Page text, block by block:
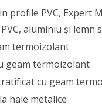
profile PVC, Expert
aluminiu și
termoizolant
geam termoizolant
cu geam
hale metalice